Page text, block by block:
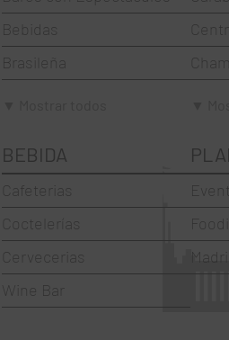
Bebidas
Brasileña
Cervecerías
Chinos
Coctelerías
Española
Francesa
BEBIDA
Cafeterias
Coctelerías
Cervecerias
Wine Bar
Centro
La